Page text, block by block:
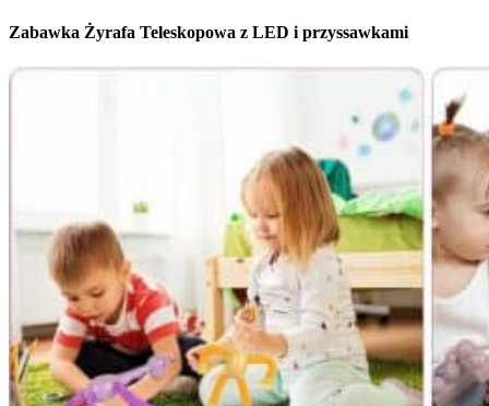
Zabawka Żyrafa Teleskopowa z LED i przyssawkami